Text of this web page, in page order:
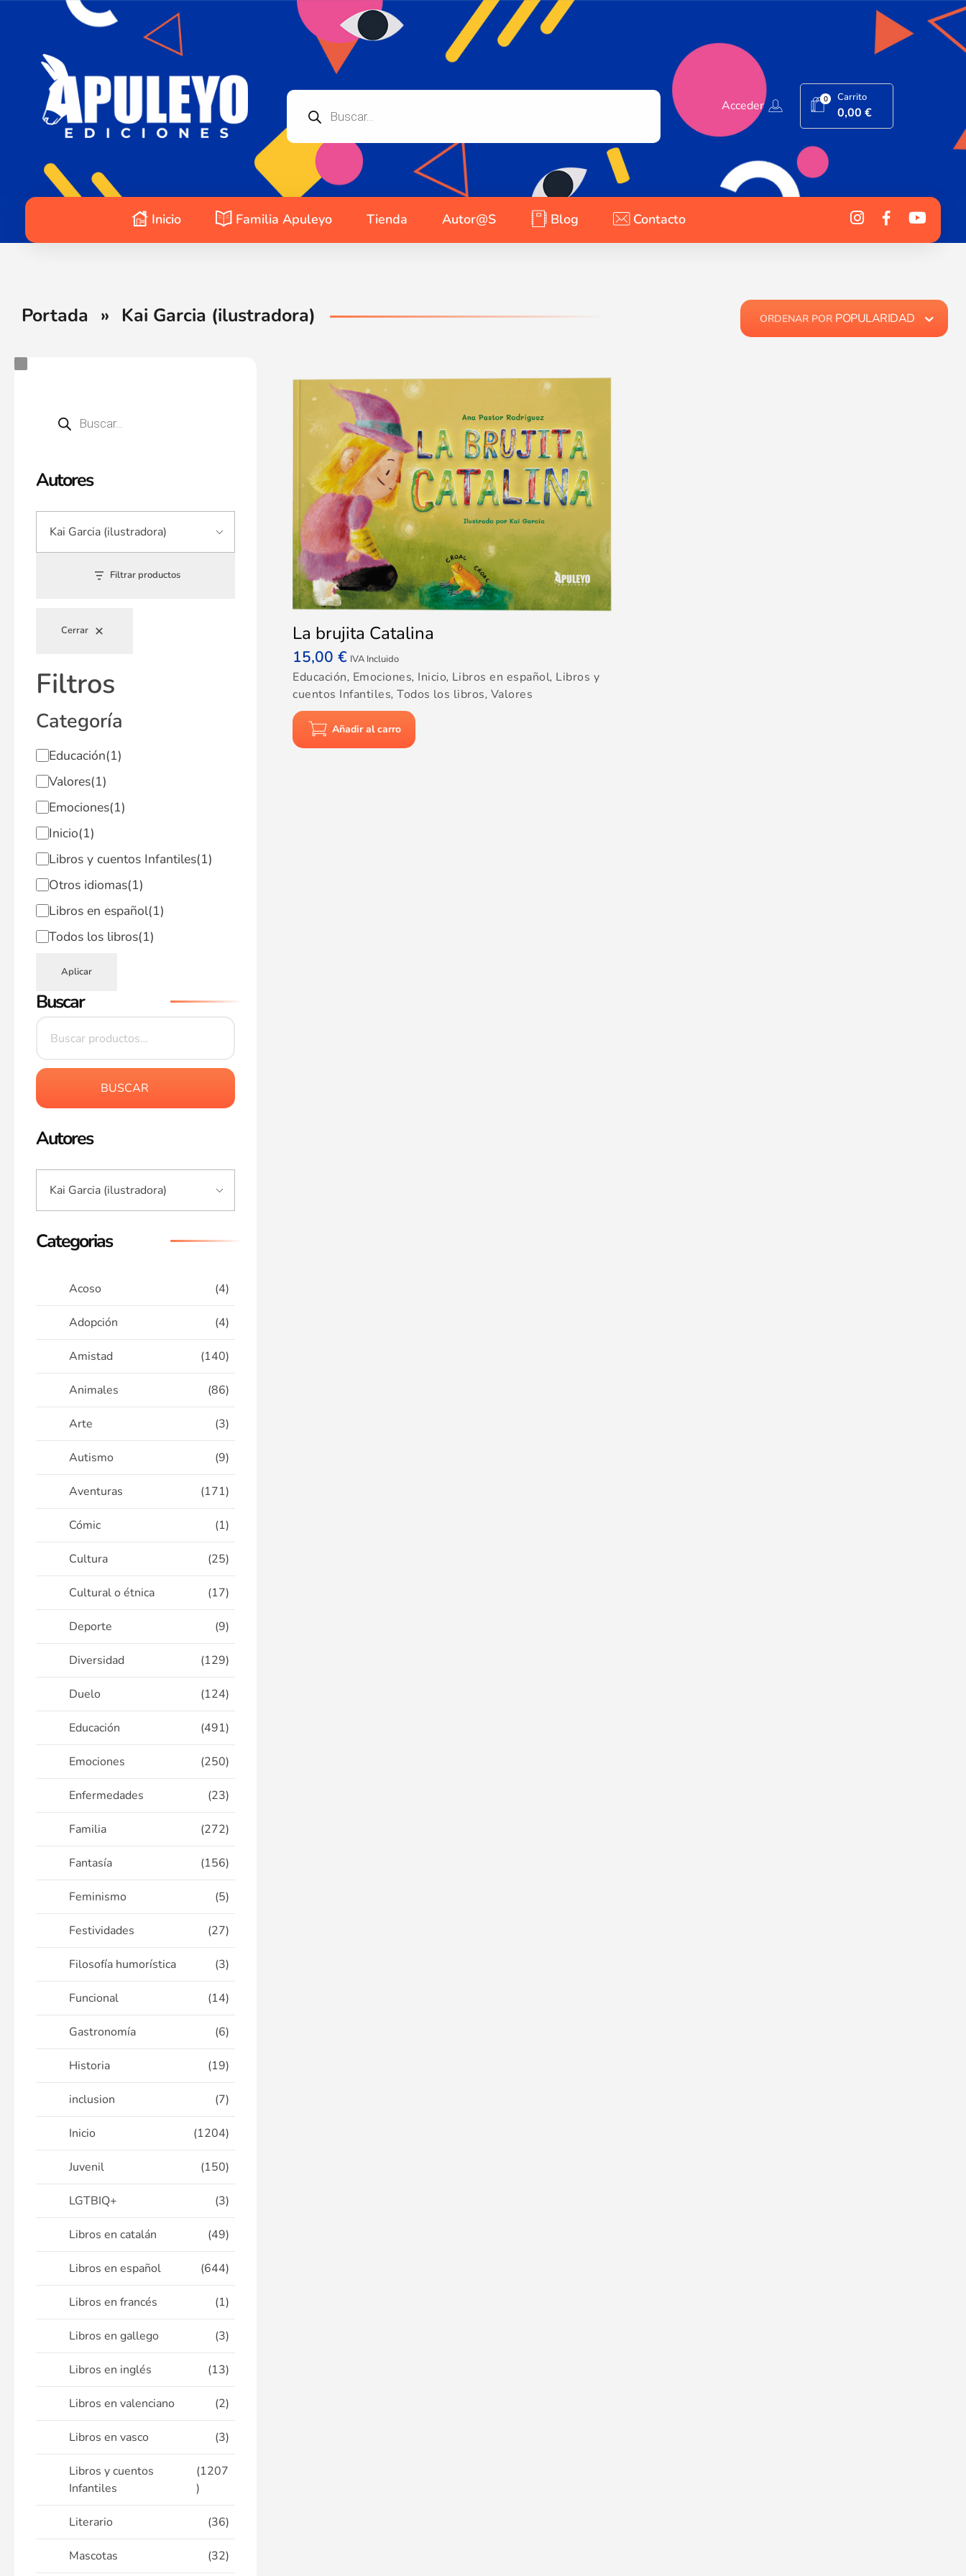
Acceder 0 Carrito
0,00€
Inicio Familia Apuleyo Tienda Autor@s Blog Contacto
Portada » Kai Garcia (ilustradora)
Autores
Filtrar productos
Cerrar
Filtros
Categoría
Educación(1)
Valores(1)
Emociones(1)
Inicio(1)
Libros y cuentos Infantiles(1)
Otros idiomas(1)
Libros en español(1)
Todos los libros(1)
Aplicar
Buscar
BUSCAR
Autores
Categorias
Acoso (4)
Adopción (4)
Amistad (140)
Animales (86)
Arte (3)
Autismo (9)
Aventuras (171)
Cómic (1)
Cultura (25)
Cultural o étnica (17)
Deporte (9)
Diversidad (129)
Duelo (124)
Educación (491)
Emociones (250)
Enfermedades (23)
Familia (272)
Fantasía (156)
Feminismo (5)
Festividades (27)
Filosofía humorística (3)
Funcional (14)
Gastronomía (6)
Historia (19)
inclusion (7)
Inicio (1204)
Juvenil (150)
LGTBIQ+ (3)
Libros en catalán (49)
Libros en español (644)
Libros en francés (1)
Libros en gallego (3)
Libros en inglés (13)
Libros en valenciano (2)
Libros en vasco (3)
Libros y cuentos
Infantiles
(1207
)
Literario (36)
Mascotas (32)
ORDENAR POR POPULARIDAD
La brujita Catalina
15,00€ IVA Incluido
Educación, Emociones, Inicio, Libros en español, Libros y
cuentos Infantiles,Todos los libros, Valores
Añadir al carro